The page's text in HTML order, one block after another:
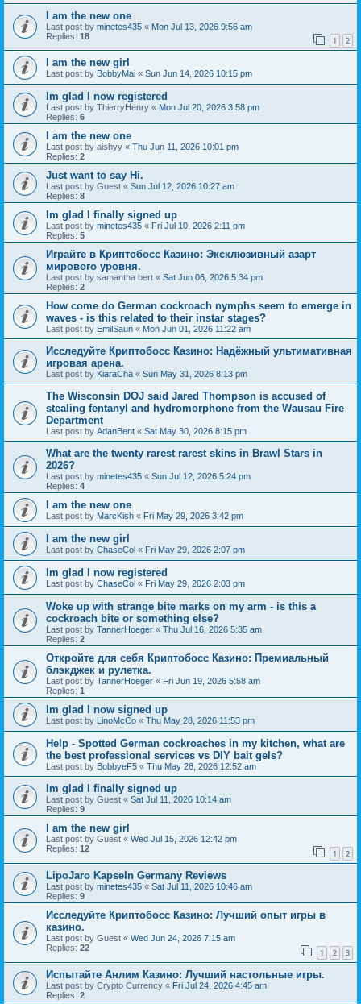
I am the new one
Last post by minetes435 « Mon Jul 13, 2026 9:56 am
Replies: 18 1 2
I am the new girl
Last post by BobbyMai « Sun Jun 14, 2026 10:15 pm
Im glad I now registered
Last post by ThierryHenry « Mon Jul 20, 2026 3:58 pm
Replies: 6
I am the new one
Last post by aishyy « Thu Jun 11, 2026 10:01 pm
Replies: 2
Just want to say Hi.
Last post by Guest « Sun Jul 12, 2026 10:27 am
Replies: 8
Im glad I finally signed up
Last post by minetes435 « Fri Jul 10, 2026 2:11 pm
Replies: 5
Играйте в Криптобосс Казино: Эксклюзивный азарт
мирового уровня.
Last post by samantha bert « Sat Jun 06, 2026 5:34 pm
Replies: 2
How come do German cockroach nymphs seem to emerge in
waves - is this related to their instar stages?
Last post by EmilSaun « Mon Jun 01, 2026 11:22 am
Исследуйте Криптобосс Казино: Надёжный ультимативная
игровая арена.
Last post by KiaraCha « Sun May 31, 2026 8:13 pm
The Wisconsin DOJ said Jared Thompson is accused of
stealing fentanyl and hydromorphone from the Wausau Fire
Department
Last post by AdanBent « Sat May 30, 2026 8:15 pm
What are the twenty rarest rarest skins in Brawl Stars in
2026?
Last post by minetes435 « Sun Jul 12, 2026 5:24 pm
Replies: 4
I am the new one
Last post by MarcKish « Fri May 29, 2026 3:42 pm
I am the new girl
Last post by ChaseCol « Fri May 29, 2026 2:07 pm
Im glad I now registered
Last post by ChaseCol « Fri May 29, 2026 2:03 pm
Woke up with strange bite marks on my arm - is this a
cockroach bite or something else?
Last post by TannerHoeger « Thu Jul 16, 2026 5:35 am
Replies: 2
Откройте для себя Криптобосс Казино: Премиальный
блэкджек и рулетка.
Last post by TannerHoeger « Fri Jun 19, 2026 5:58 am
Replies: 1
Im glad I now signed up
Last post by LinoMcCo « Thu May 28, 2026 11:53 pm
Help - Spotted German cockroaches in my kitchen, what are
the best professional services vs DIY bait gels?
Last post by BobbyeF5 « Thu May 28, 2026 12:52 am
Im glad I finally signed up
Last post by Guest « Sat Jul 11, 2026 10:14 am
Replies: 9
I am the new girl
Last post by Guest « Wed Jul 15, 2026 12:42 pm
Replies: 12 1 2
LipoJaro Kapseln Germany Reviews
Last post by minetes435 « Sat Jul 11, 2026 10:46 am
Replies: 9
Исследуйте Криптобосс Казино: Лучший опыт игры в
казино.
Last post by Guest « Wed Jun 24, 2026 7:15 am
Replies: 22 1 2 3
Испытайте Анлим Казино: Лучший настольные игры.
Last post by Crypto Currency « Fri Jul 24, 2026 4:45 am
Replies: 2